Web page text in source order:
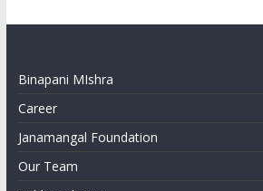
Binapani MIshra
Career
Janamangal Foundation
Our Team